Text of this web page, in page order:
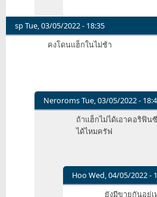
ได้
มาก
ขึ้น
Daedalus
spTue, 03/05/2022 - 18:35
คงโดนแฮ็กในไม่ช้า
NeroromsTue, 03/05/2022 -
In
ถ้าแฮ็กไม่ได้เอาคอริฟิน
ได้ไหมครัฟ
Hoo Wed, 04/05/2022 -
In
ยังมีขายกันอยู่เ